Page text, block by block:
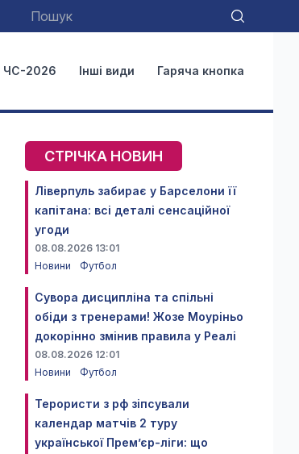
ЧС-2026 Інші види Гаряча кнопка
СТРІЧКА НОВИН
Ліверпуль забирає у Барселони її
капітана: всі деталі сенсаційної
угоди
08.08.2026 13:01
Новини
Футбол
Сувора дисципліна та спільні
обіди з тренерами! Жозе Моуріньо
докорінно змінив правила у Реалі
08.08.2026 12:01
Новини
Футбол
Терористи з рф зіпсували
календар матчів 2 туру
української Прем’єр-ліги: що